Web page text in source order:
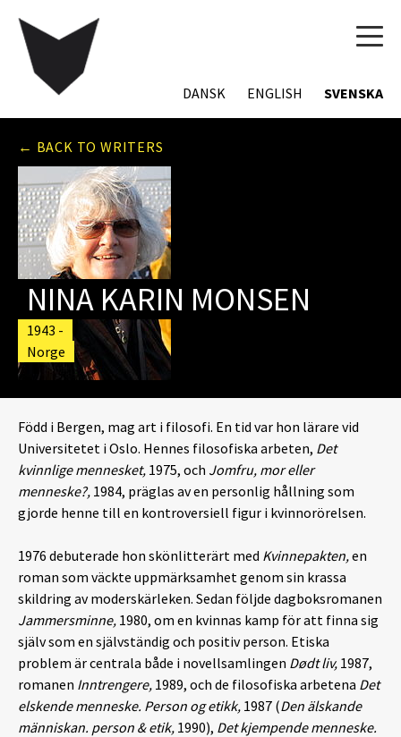
DANSK ENGLISH SVENSKA
← BACK TO WRITERS
NINA KARIN MONSEN
1943 -
Norge
Född i Bergen, mag art i filosofi. En tid var hon lärare vid
Universitetet i Oslo. Hennes filosofiska arbeten, Det
kvinnlige mennesket, 1975, och Jomfru, mor eller
menneske?, 1984, präglas av en personlig hållning som
gjorde henne till en kontroversiell figur i kvinnorörelsen.
1976 debuterade hon skönlitterärt med Kvinnepakten,en
roman som väckte uppmärksamhet genom sin krassa
skildring av moderskärleken. Sedan följde dagboksromanen
Jammersminne, 1980, om en kvinnas kamp för att finna sig
själv som en självständig och positiv person. Etiska
problem är centrala både i novellsamlingen Dødt liv, 1987,
romanen Inntrengere, 1989, och de filosofiska arbetena Det
elskende menneske. Person og etikk, 1987 (Den älskande
människan. person & etik, 1990), Det kjempende menneske.